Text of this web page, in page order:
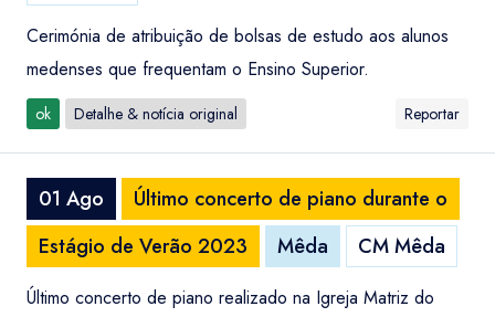
Cerimónia de atribuição de bolsas de estudo aos alunos
medenses que frequentam o Ensino Superior.
ok Detalhe & notícia original Reportar
01 Ago
Último concerto de piano durante o
Estágio de Verão 2023
Mêda CM Mêda
Último concerto de piano realizado na Igreja Matriz do